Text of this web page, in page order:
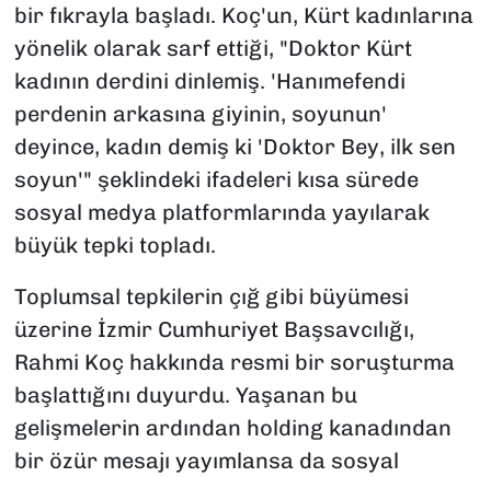
bir fıkrayla başladı. Koç'un, Kürt kadınlarına
yönelik olarak sarf ettiği, "Doktor Kürt
kadının derdini dinlemiş. 'Hanımefendi
perdenin arkasına giyinin, soyunun'
deyince, kadın demiş ki 'Doktor Bey, ilk sen
soyun'" şeklindeki ifadeleri kısa sürede
sosyal medya platformlarında yayılarak
büyük tepki topladı.
Toplumsal tepkilerin çığ gibi büyümesi
üzerine İzmir Cumhuriyet Başsavcılığı,
Rahmi Koç hakkında resmi bir soruşturma
başlattığını duyurdu. Yaşanan bu
gelişmelerin ardından holding kanadından
bir özür mesajı yayımlansa da sosyal